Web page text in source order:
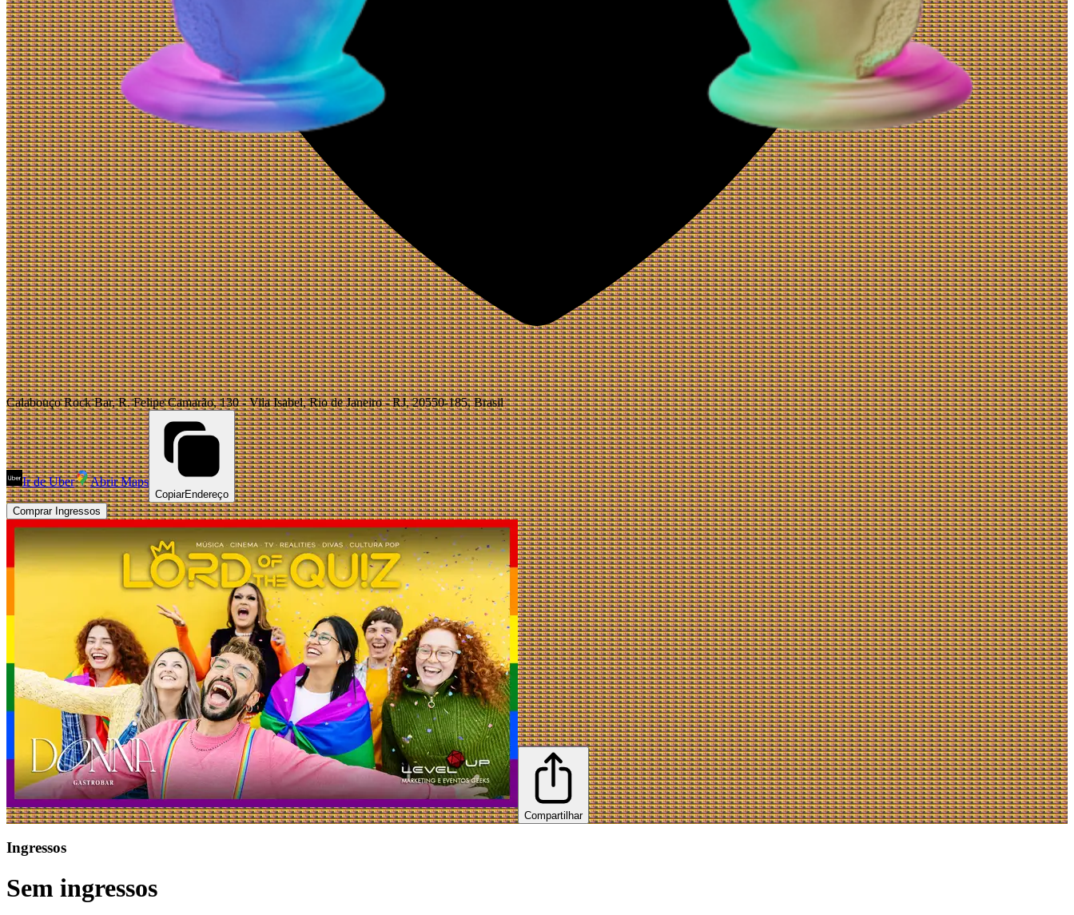
Calabouço Rock Bar, R. Felipe Camarão, 130 - Vila Isabel, Rio de Janeiro - RJ, 20550-185, Brasil
Ir de Uber Abrir Maps
CopiarEndereço
Comprar Ingressos
Compartilhar
Ingressos
Sem ingressos